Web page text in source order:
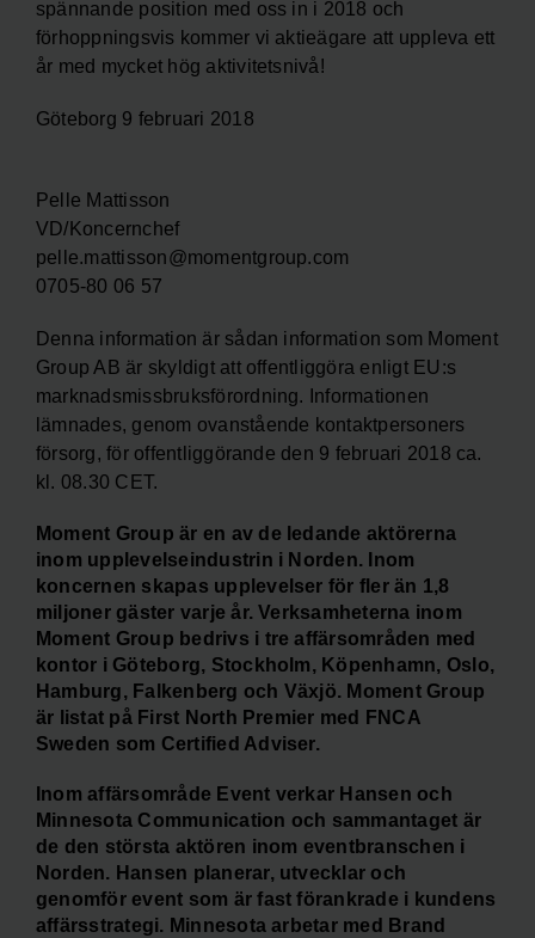
spännande position med oss in i 2018 och
förhoppningsvis kommer vi aktieägare att uppleva ett
år med mycket hög aktivitetsnivå!
Göteborg 9 februari 2018
Pelle Mattisson
VD/Koncernchef
pelle.mattisson@momentgroup.com
0705-80 06 57
Denna information är sådan information som Moment
Group AB är skyldigt att offentliggöra enligt EU:s
marknadsmissbruksförordning. Informationen
lämnades, genom ovanstående kontaktpersoners
försorg, för offentliggörande den 9 februari 2018 ca.
kl. 08.30 CET.
Moment Group är en av de ledande aktörerna
inom upplevelseindustrin i Norden. Inom
koncernen skapas upplevelser för fler än 1,8
miljoner gäster varje år. Verksamheterna inom
Moment Group bedrivs i tre affärsområden med
kontor i Göteborg, Stockholm, Köpenhamn, Oslo,
Hamburg, Falkenberg och Växjö. Moment Group
är listat på First North Premier med FNCA
Sweden som Certified Adviser.
Inom affärsområde Event verkar Hansen och
Minnesota Communication och sammantaget är
de den största aktören inom eventbranschen i
Norden. Hansen planerar, utvecklar och
genomför event som är fast förankrade i kundens
affärsstrategi. Minnesota arbetar med Brand